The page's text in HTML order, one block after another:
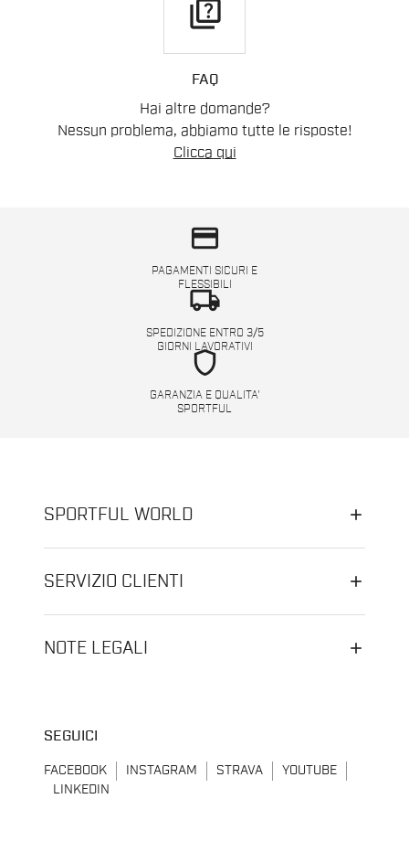
quiz
FAQ
Hai altre domande?
Nessun problema, abbiamo tutte le risposte!
Clicca qui
credit_card
PAGAMENTI SICURI E
FLESSIBILI
local_shipping
SPEDIZIONE ENTRO 3/5
GIORNI LAVORATIVI
shield
GARANZIA E QUALITA'
SPORTFUL
SPORTFUL WORLD
SERVIZIO CLIENTI
NOTE LEGALI
SEGUICI
FACEBOOK INSTAGRAM STRAVA
YOUTUBE
LINKEDIN